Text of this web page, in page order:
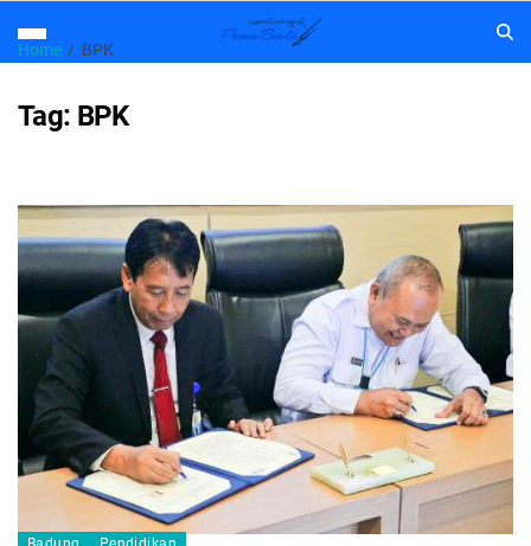
Home BPK
Tag: BPK